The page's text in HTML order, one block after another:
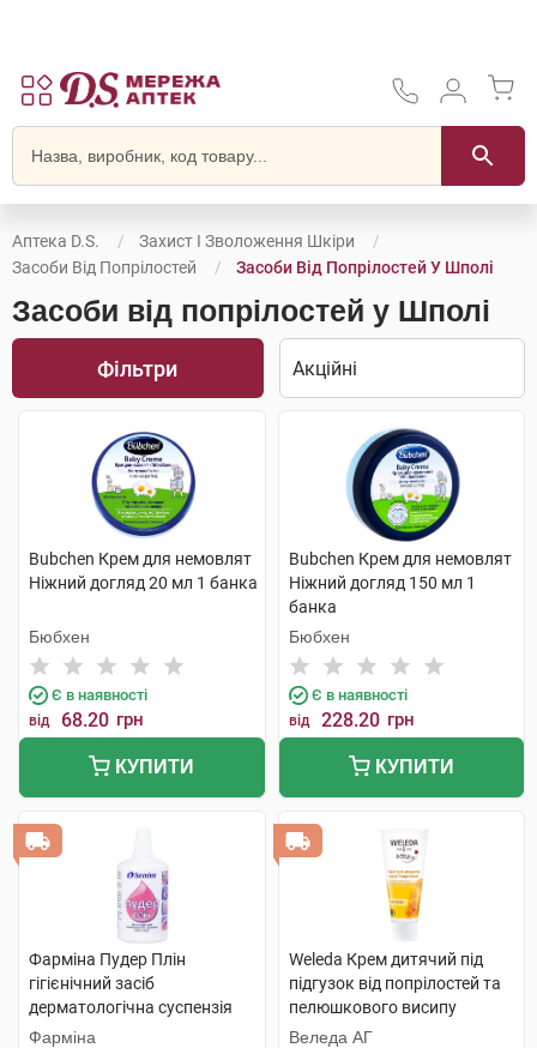
Аптека D.S.
Захист І Зволоження Шкіри
Засоби Від Попрілостей
Засоби Від Попрілостей У Шполі
Засоби від попрілостей у Шполі
Фільтри
Bubchen Крем для немовлят
Ніжний догляд 20 мл 1 банка
Бюбхен
Є в наявності
від 68.20 грн
КУПИТИ
Bubchen Крем для немовлят
Ніжний догляд 150 мл 1
банка
Бюбхен
Є в наявності
від 228.20 грн
КУПИТИ
Фарміна Пудер Плін
гігієнічний засіб
дерматологічна суспензія
рідка пудра 100 г 1 флакон
Фарміна
Weleda Крем дитячий під
підгузок від попрілостей та
пелюшкового висипу
Календула 75 мл 1 туба
Веледа АГ